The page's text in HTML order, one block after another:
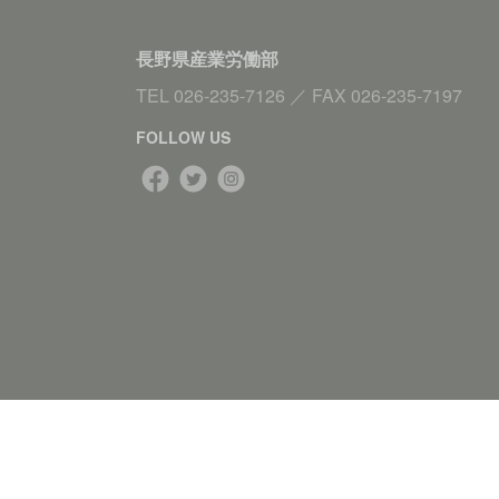
FOLLOW US
長野県産業労働部
TEL 026-235-7126 ／ FAX 026-235-7197